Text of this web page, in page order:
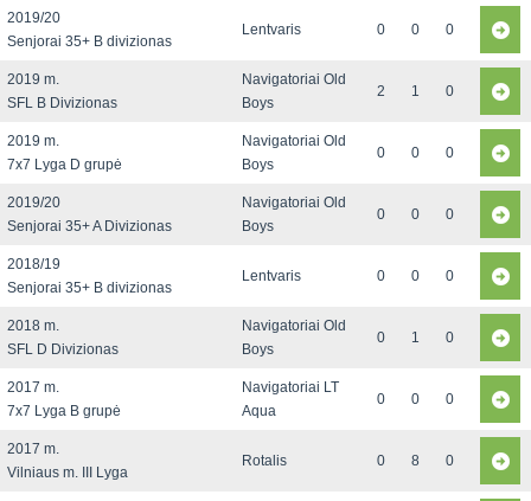
2019/20
Senjorai 35+ B divizionas
Lentvaris 0 0 0
2019 m.
SFL B Divizionas
Navigatoriai Old
Boys
2 1 0
2019 m.
7x7 Lyga D grupė
Navigatoriai Old
Boys
0 0 0
2019/20
Senjorai 35+ A Divizionas
Navigatoriai Old
Boys
0 0 0
2018/19
Senjorai 35+ B divizionas
Lentvaris 0 0 0
2018 m.
SFL D Divizionas
Navigatoriai Old
Boys
0 1 0
2017 m.
7x7 Lyga B grupė
Navigatoriai LT
Aqua
0 0 0
2017 m.
Vilniaus m. III Lyga
Rotalis 0 8 0